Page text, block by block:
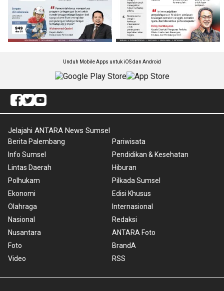
Unduh Mobile Apps untuk iOS dan Android
Jelajahi ANTARA News Sumsel
Berita Palembang
Info Sumsel
Lintas Daerah
Polhukam
Ekonomi
Olahraga
Nasional
Nusantara
Foto
Video
Pariwisata
Pendidikan & Kesehatan
Hiburan
Pilkada Sumsel
Edisi Khusus
Internasional
Redaksi
ANTARA Foto
BrandA
RSS